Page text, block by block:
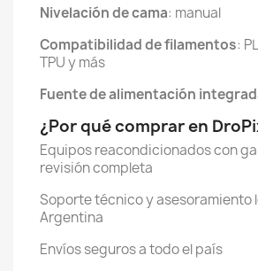
Nivelación de cama: manual
Compatibilidad de filamentos:
TPU y más
Fuente de alimentación
¿Por qué comprar en
Equipos reacondicionados con
revisión completa
Soporte técnico y asesoramiento
Argentina
Envíos seguros a todo el país